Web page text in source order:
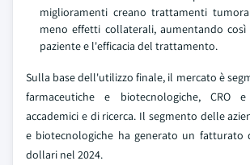
miglioramenti creano trattamenti
meno effetti collaterali, aumentando
paziente e l'efficacia del trattamento.
Sulla base dell'utilizzo finale, il mercato è
farmaceutiche e biotecnologiche, CRO
accademici e di ricerca. Il segmento delle
e biotecnologiche ha generato un fatturato
dollari nel 2024.